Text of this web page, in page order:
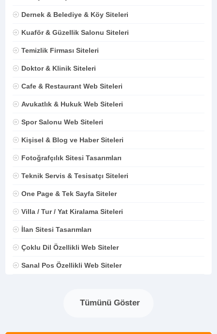
Dernek & Belediye & Köy Siteleri
Kuaför & Güzellik Salonu Siteleri
Temizlik Firması Siteleri
Doktor & Klinik Siteleri
Cafe & Restaurant Web Siteleri
Avukatlık & Hukuk Web Siteleri
Spor Salonu Web Siteleri
Kişisel & Blog ve Haber Siteleri
Fotoğrafçılık Sitesi Tasarımları
Teknik Servis & Tesisatçı Siteleri
One Page & Tek Sayfa Siteler
Villa / Tur / Yat Kiralama Siteleri
İlan Sitesi Tasarımları
Çoklu Dil Özellikli Web Siteler
Sanal Pos Özellikli Web Siteler
Tümünü Göster